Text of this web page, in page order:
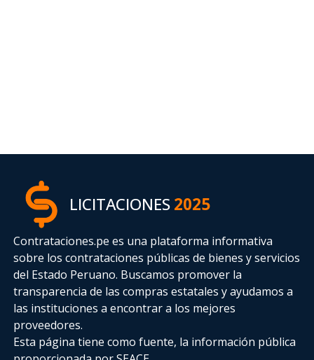
LICITACIONES2025
Contrataciones.pe es una plataforma informativa
sobre los contrataciones públicas de bienes y servicios
del Estado Peruano. Buscamos promover la
transparencia de las compras estatalesy ayudamos a
las instituciones a encontrar a los mejores
proveedores.
Esta página tiene como fuente, la información pública